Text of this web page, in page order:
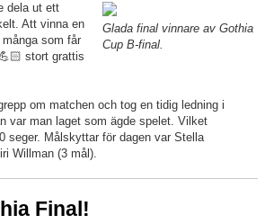
Glada final vinnare av Gothia
Cup B-final.
dela ut ett
Att vinna en
som får
stort grattis
om matchen och tog en tidig ledning i
var man laget som ägde spelet. Vilket
seger. Målskyttar för dagen var Stella
Willman (3 mål).
Final!